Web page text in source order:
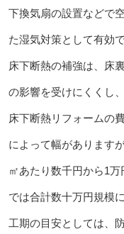
下換気扇の設置などで
た湿気対策として有効で
床下断熱の補強は、床
の影響を受けにくくし
床下断熱リフォームの
によって幅があります
㎡あたり数千円から1
では合計数十万円規模
工期の目安としては、